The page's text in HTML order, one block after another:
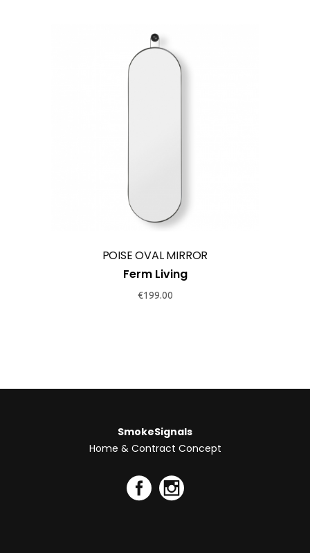
POISE OVAL MIRROR
Ferm Living
€199.00
SmokeSignals
Home & Contract Concept